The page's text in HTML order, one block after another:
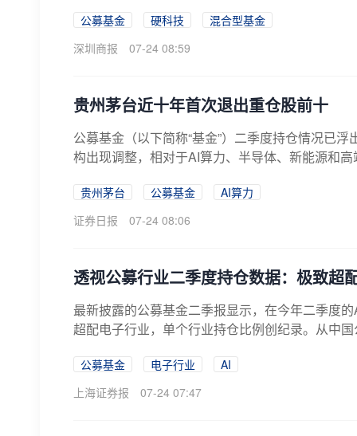
公募基金 硬科技
混合型基金
深圳商报
07-24 08:59
贵州茅台近十年首次退出重仓股前十
公募基金（以下简称“基金”）二季度持仓情况已
构出现调整，相对于AI算力、半导体、新能源和
贵州茅台 公募基金
AI算力
证券日报
07-24 08:06
透视公募行业二季度持仓数据：极致超
最新披露的公募基金二季报显示，在今年二季度
超配电子行业，单个行业持仓比例创纪录。从中
公募基金 电子行业
AI
上海证券报
07-24 07:47